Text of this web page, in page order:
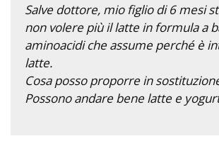
Salve dottore, mio figlio di 6 mesi
non volere più il latte in formula a
aminoacidi che assume perché è
latte.
Cosa posso proporre in
Possono andare bene latte e